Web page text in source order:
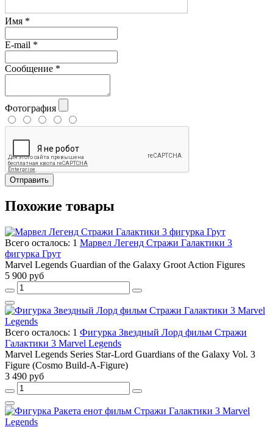
Имя *
E-mail *
Сообщение *
Фотография
Отправить
Похожие товары
Всего осталось: 1 Марвел Легенд Стражи Галактики 3
фигурка Грут
Marvel Legends Guardian of the Galaxy Groot Action Figures
5 900 руб
Всего осталось: 1 Фигурка Звездный Лорд фильм Стражи
Галактики 3 Marvel Legends
Marvel Legends Series Star-Lord Guardians of the Galaxy Vol. 3
Figure (Cosmo Build-A-Figure)
3 490 руб